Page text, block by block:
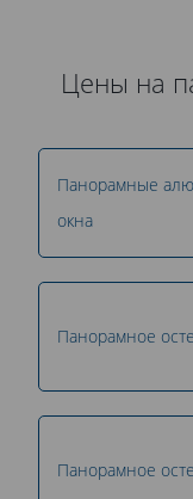
Цены на
Панорамные
окна
Панорамное
Панорамное